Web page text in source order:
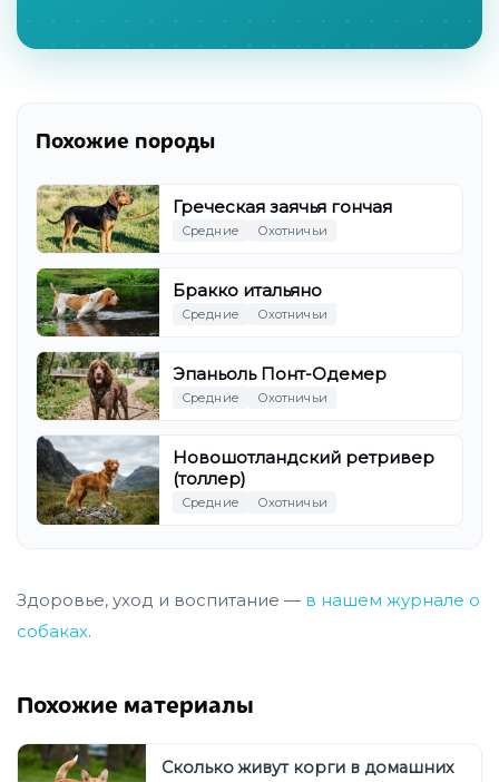
Похожие породы
Греческая заячья гончая
Средние Охотничьи
Бракко итальяно
Средние Охотничьи
Эпаньоль Понт-Одемер
Средние Охотничьи
Новошотландский ретривер
(толлер)
Средние Охотничьи
Здоровье, уход и воспитание — в нашем журнале о
собаках.
Похожие материалы
Сколько живут корги в домашних